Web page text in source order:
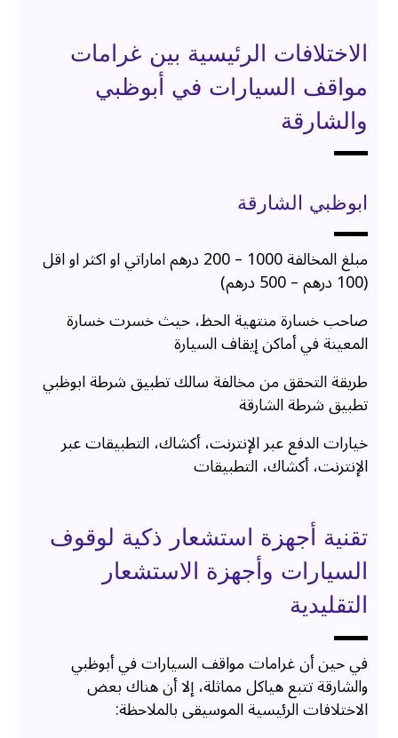
الاختلافات الرئيسية بين غرامات
مواقف السيارات في أبوظبي
والشارقة
ابوظبي الشارقة
مبلغ المخالفة 1000 – 200 درهم اماراتي او اكثر او اقل
(100 درهم – 500 درهم)
صاحب خسارة منتهية الحظ، حيث خسرت خسارة
المعينة في أماكن إيقاف السيارة
طريقة التحقق من مخالفة سالك تطبيق شرطة ابوظبي
تطبيق شرطة الشارقة
خيارات الدفع عبر الإنترنت، أكشاك، التطبيقات عبر
الإنترنت، أكشاك، التطبيقات
تقنية أجهزة استشعار ذكية لوقوف
السيارات وأجهزة الاستشعار
التقليدية
في حين أن غرامات مواقف السيارات في أبوظبي
والشارقة تتبع هياكل مماثلة، إلا أن هناك بعض
الاختلافات الرئيسية الموسيقى بالملاحظة: